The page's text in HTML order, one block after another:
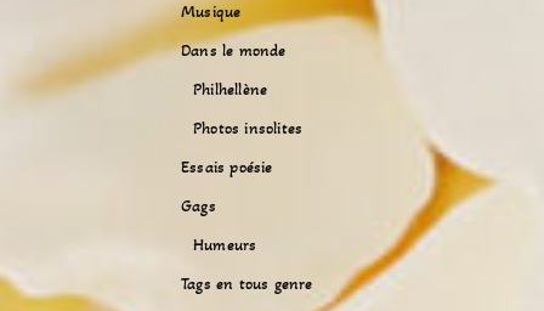
Musique
Dans le monde
Philhellène
Photos insolites
Essais poésie
Gags
Humeurs
Tags en tous genre